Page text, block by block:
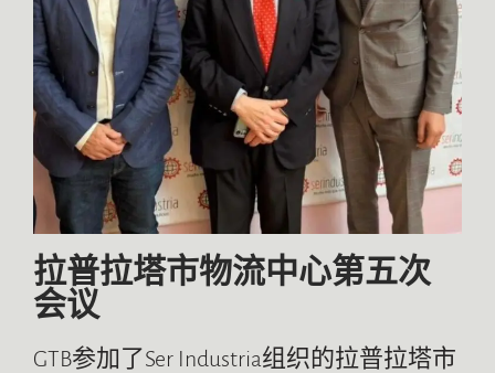
拉普拉塔市物流中心第五次
会议
GTB参加了Ser Industria组织的拉普拉塔市